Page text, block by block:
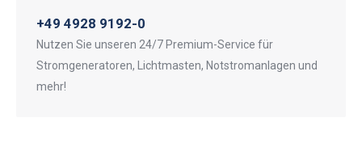
+49 4928 9192-0
Nutzen Sie unseren 24/7 Premium-Service für
Stromgeneratoren, Lichtmasten, Notstromanlagen und
mehr!